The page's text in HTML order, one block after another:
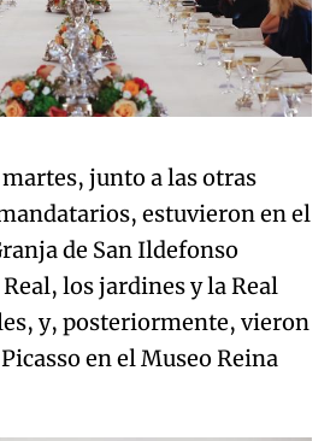
junto a las otras
estuvieron en el
de San Ildefonso
los jardines y la Real
y, posteriormente, vieron
en el Museo Reina